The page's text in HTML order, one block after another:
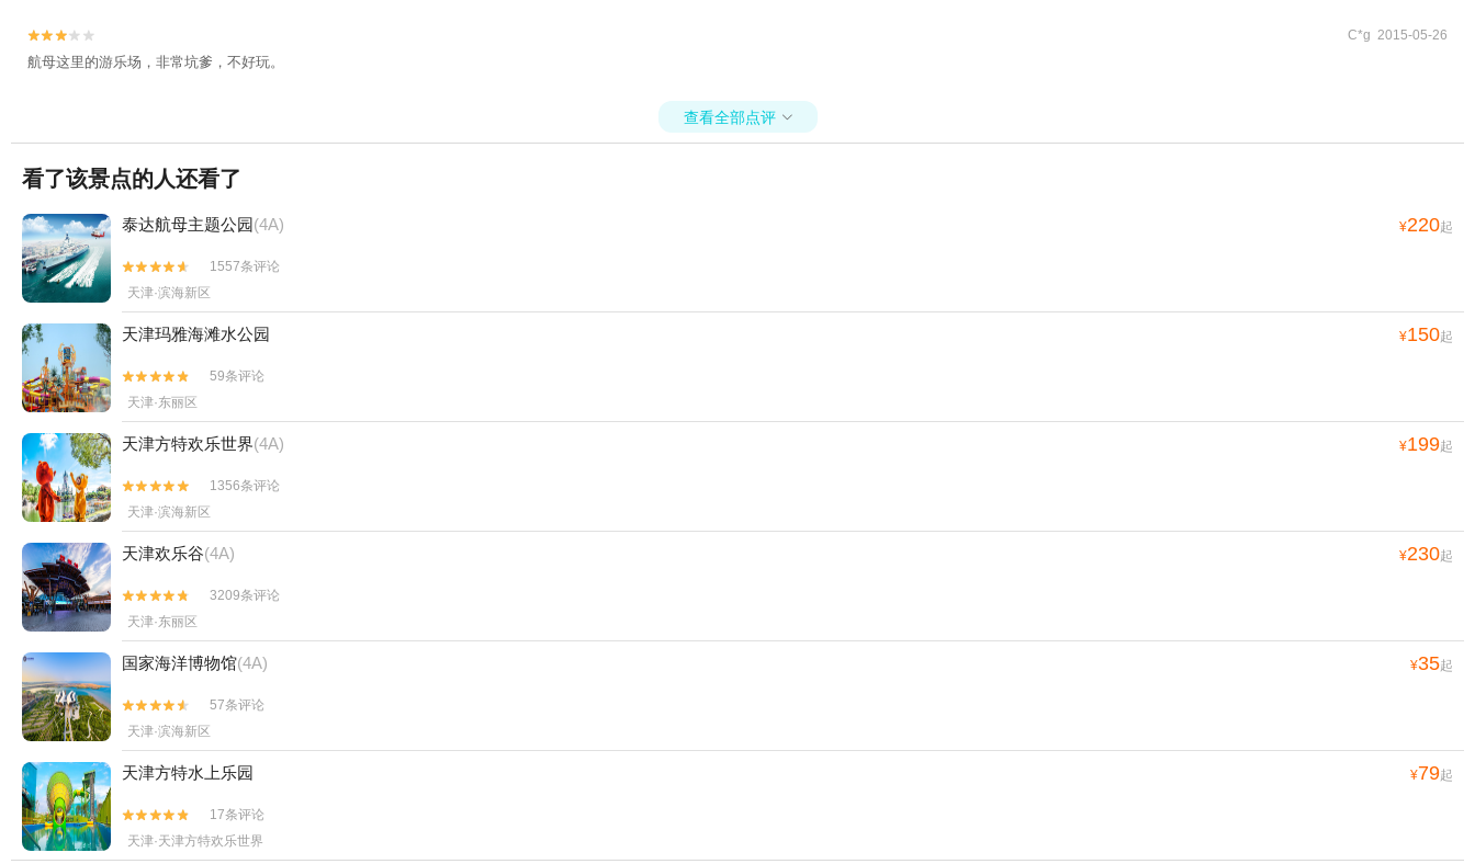

 C*g 2015-05-26
航母这里的游乐场，非常坑爹，不好玩。
查看全部点评 
看了该景点的人还看了
泰达航母主题公园(4A) ¥220起


1557条评论
天津·滨海新区
天津玛雅海滩水公园 ¥150起


59条评论
天津·东丽区
天津方特欢乐世界(4A) ¥199起


1356条评论
天津·滨海新区
天津欢乐谷(4A) ¥230起


3209条评论
天津·东丽区
国家海洋博物馆(4A) ¥35起


57条评论
天津·滨海新区
天津方特水上乐园 ¥79起


17条评论
天津·天津方特欢乐世界